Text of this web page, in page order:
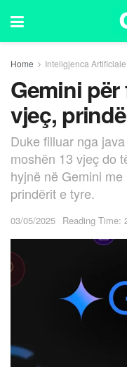
Home Inteligjenca Artificiale
Gemini
vjeç,
Duke filluar nga
moshën 13 vjeç do
hyjnë në Gemini
prindërit e tyre.
03/05/2025 Reading Time: